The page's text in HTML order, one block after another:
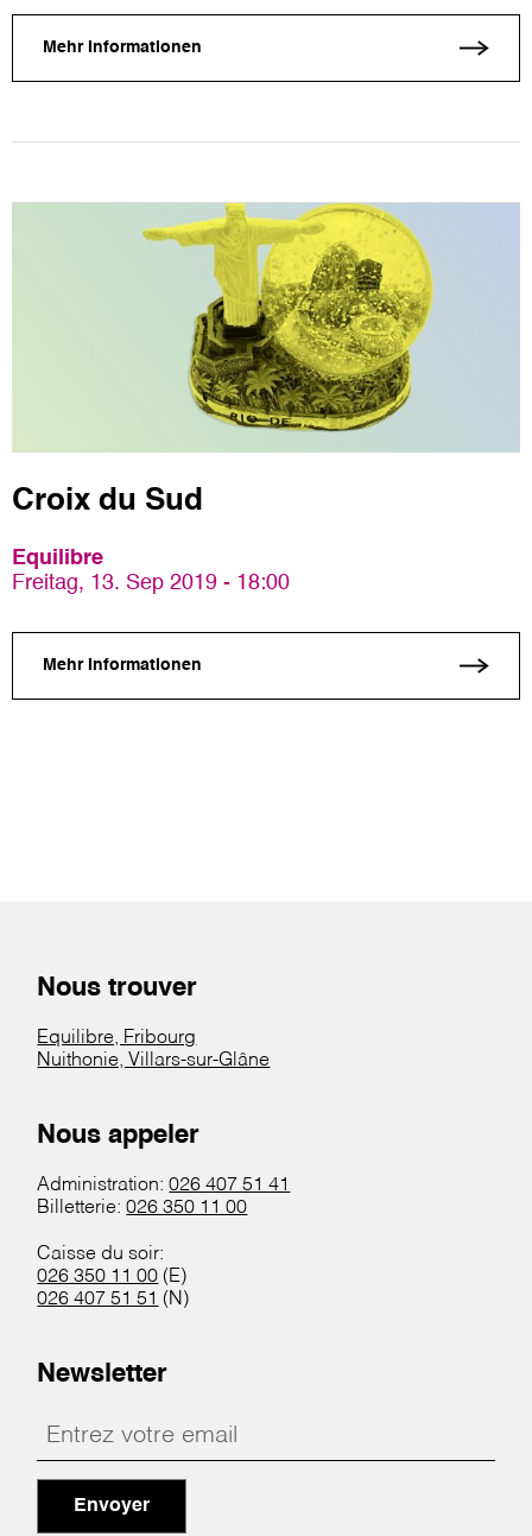
Mehr Informationen
Croix du Sud
Equilibre
Freitag, 13. Sep 2019 - 18:00
Mehr Informationen
Nous trouver
Equilibre, Fribourg
Nuithonie, Villars-sur-Glâne
Nous appeler
Administration:026 407 51 41
Billetterie:026 350 11 00
Caisse du soir:
026 350 11 00 (E)
026 407 51 51 (N)
Newsletter
Envoyer